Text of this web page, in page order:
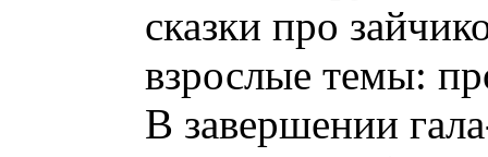
сказки про
взрослые темы:
В завершении